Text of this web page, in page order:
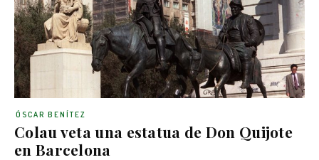
Colau veta una estatua de Don Quijote
en Barcelona
ÓSCAR BENÍTEZ